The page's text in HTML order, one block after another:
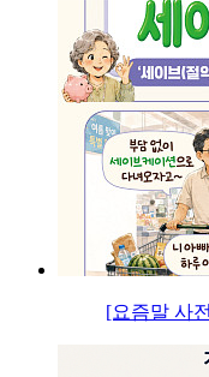
[요즘말 사